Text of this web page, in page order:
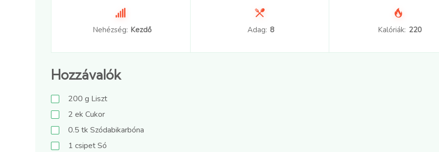
Nehézség: Kezdő Adag: 8 Kalóriák: 220
Hozzávalók
200 g Liszt
2 ek Cukor
0.5 tk Szódabikarbóna
1 csipetSó